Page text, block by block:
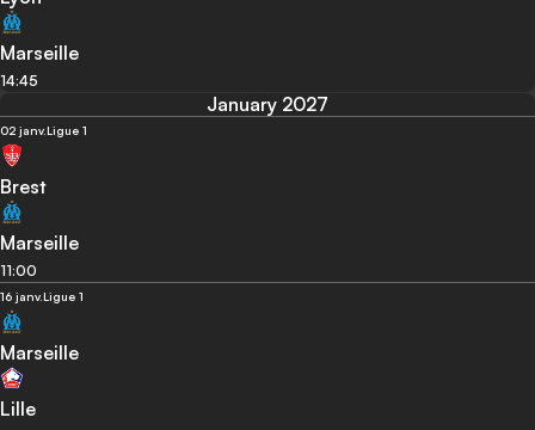
Marseille
14:45
January 2027
02 janv.Ligue 1
Brest
Marseille
11:00
16 janv.Ligue 1
Marseille
Lille